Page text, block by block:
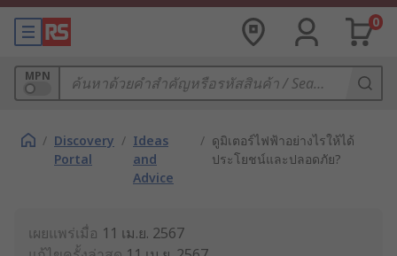
0
MPN
/ Discovery
Portal
/ Ideas
and
Advice
/ ดูมิเตอร์ไฟฟ้าอย่างไรให้ได้
ประโยชน์และปลอดภัย?
เผยแพร่เมื่อ 11 เม.ย. 2567